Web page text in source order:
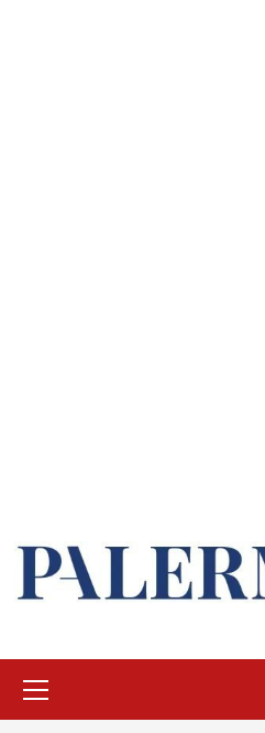
principale